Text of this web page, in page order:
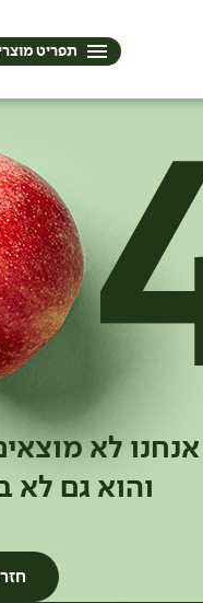
תפריט
אנחנו לא
והוא גם לא